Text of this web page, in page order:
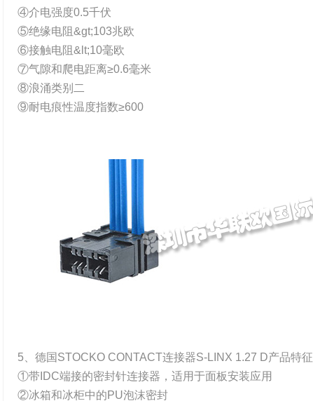
④介电强度0.5千伏
⑤绝缘电阻&gt;103兆欧
⑥接触电阻&lt;10毫欧
⑦气隙和爬电距离≥0.6毫米
⑧浪涌类别二
⑨耐电痕性温度指数≥600
5、德国STOCKO CONTACT连接器S-LINX 1.27 D产品特征
①带IDC端接的密封针连接器，适用于面板安装应用
②冰箱和冰柜中的PU泡沫密封